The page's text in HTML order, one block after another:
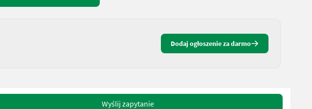
Dodaj ogłoszenie za darmo
Wyślij zapytanie